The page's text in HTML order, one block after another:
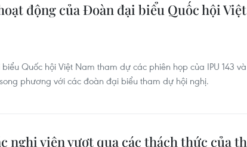
động của Đoàn đại biểu Quốc hội
Quốc hội Việt Nam tham dự các phiên họp của IPU 143
phương với các đoàn đại biểu tham dự hội nghị.
nghị viện vượt qua các thách thức của